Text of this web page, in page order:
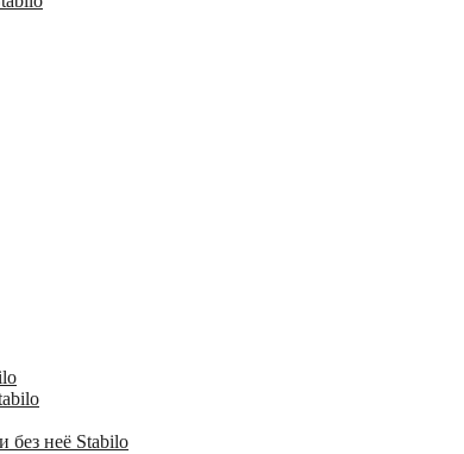
без неё Stabilo